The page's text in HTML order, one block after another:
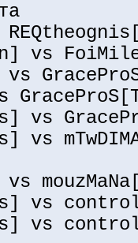
vs
vs
vs
vs
vs
vs